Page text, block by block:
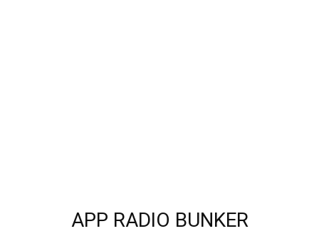
APP RADIO BUNKER